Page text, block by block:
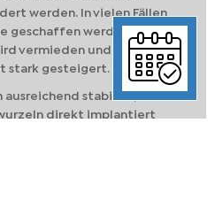
werden. In vielen Fällen
geschaffen werden. Das
vermieden und damit der
stark gesteigert.
stabil ist,
direkt implantiert